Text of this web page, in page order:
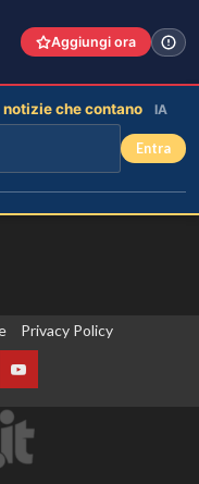
Privacy Policy
YouTube
Aggiungi ora
che contano IA
Entra